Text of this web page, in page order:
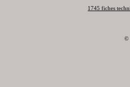
1745 fiches
©